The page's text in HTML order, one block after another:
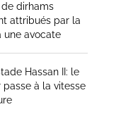
dirhams
attribués par la
une avocate
Hassan II: le
passe à la vitesse